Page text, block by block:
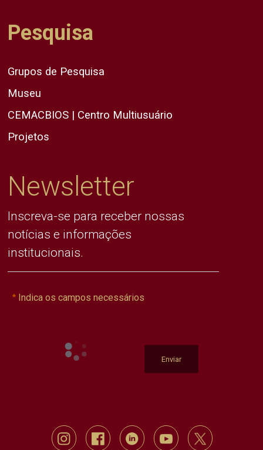
Pesquisa
Grupos de Pesquisa
Museu
CEMACBIOS | Centro Multiusuário
Projetos
Newsletter
Inscreva-se para receber nossas
notícias e informações
institucionais.
Indica os campos necessários
Enviar